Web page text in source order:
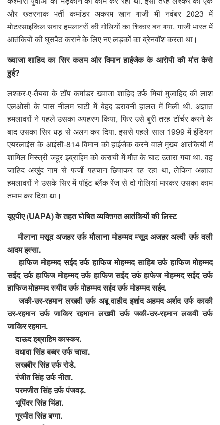
और खतरनाक भर्ती कमांडर अकरम खान गाजी भी नवंबर 2023 में
मोटरसाइकिल सवार हमलावरों की गोलियों का शिकार बन गया. गाजी भारत में
आतंकियों की घुसपैठ कराने के लिए नए लड़कों का ब्रेनवॉश करता था।
ख्वाजा शाहिद का सिर कलम और विमान हाईजैक के आरोपी की मौत कैसे
हुई?
लश्कर-ए-तैयबा के टॉप कमांडर ख्वाजा शाहिद उर्फ मियां मुजाहिद की लाश
एलओसी के पास नीलम घाटी में बेहद डरावनी हालत में मिली थी. अज्ञात
हमलावरों ने पहले उसका अपहरण किया, फिर उसे बुरी तरह टॉर्चर करने के
बाद उसका सिर धड़ से अलग कर दिया. इससे पहले साल 1999 में इंडियन
एयरलाइंस के आईसी-814 विमान को हाईजैक करने वाले मुख्य आतंकियों में
शामिल मिस्त्री जहूर इब्राहिम को कराची में मौत के घाट उतारा गया था. वह
जाहिद अखुंद नाम से फर्जी पहचान छिपाकर रह रहा था, लेकिन अज्ञात
हमलावरों ने उसके सिर में पॉइंट ब्लैंक रेंज से दो गोलियां मारकर उसका काम
तमाम कर दिया था।
यूएपीए (UAPA) के तहत घोषित व्यक्तिगत आतंकियों की लिस्ट
मौलाना मसूद अजहर उर्फ मौलाना मोहम्मद मसूद अजहर अल्वी उर्फ वली
आदम इस्सा.
हाफिज मोहम्मद सईद उर्फ हाफिज मोहम्मद साहिब उर्फ हाफिज मोहम्मद
सईद उर्फ हाफिज मोहम्मद उर्फ हाफिज सईद उर्फ हाफेज मोहम्मद सईद उर्फ
हाफिज मोहम्मद सयीद उर्फ मोहम्मद सईद उर्फ मोहम्मद सईद.
जकी-उर-रहमान लखवी उर्फ अबू वाहीद इर्शाद अहमद अर्शद उर्फ काकी
उर-रहमान उर्फ जाकिर रहमान लखवी उर्फ जकी-उर-रहमान लकवी उर्फ
जाकिर रहमान.
दाऊद इब्राहिम कास्कर.
वधावा सिंह बब्बर उर्फ चाचा.
लखबीर सिंह उर्फ रोडे.
रंजीत सिंह उर्फ नीता.
परमजीत सिंह उर्फ पंजवड़.
भूपिंदर सिंह भिंडा.
गुरमीत सिंह बग्गा.